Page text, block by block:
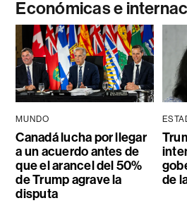
Económicas e
MUNDO
Canadá lucha por llegar
a un acuerdo antes de
que el arancel del 50%
de Trump agrave la
disputa
de